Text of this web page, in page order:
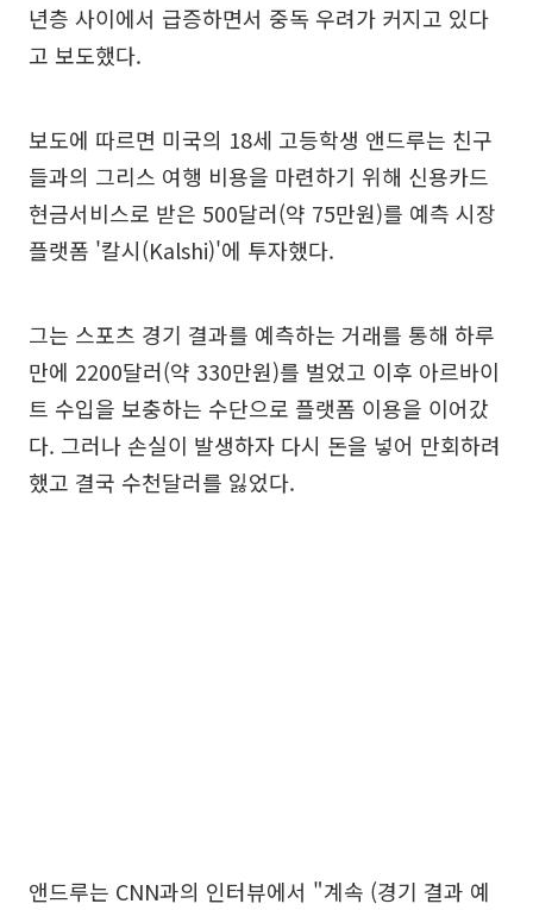
년층 사이에서 급증하면서 중독 우려가 커지고 있다
고 보도했다.
보도에 따르면 미국의 18세 고등학생 앤드루는 친구
들과의 그리스 여행 비용을 마련하기 위해 신용카드
현금서비스로 받은 500달러(약 75만원)를 예측 시장
플랫폼 '칼시(Kalshi)'에 투자했다.
그는 스포츠 경기 결과를 예측하는 거래를 통해 하루
만에 2200달러(약 330만원)를 벌었고 이후 아르바이
트 수입을 보충하는 수단으로 플랫폼 이용을 이어갔
다. 그러나 손실이 발생하자 다시 돈을 넣어 만회하려
했고 결국 수천달러를 잃었다.
앤드루는 CNN과의 인터뷰에서 "계속 (경기 결과 예